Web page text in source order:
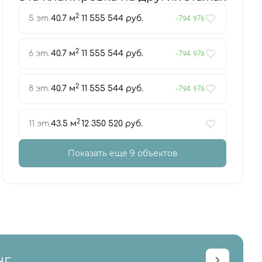
5 эт.40.7 м2 11 555 544 руб. -794 976
6 эт. 40.7 м2 11 555 544 руб. -794 976
8 эт. 40.7 м2 11 555 544 руб. -794 976
11 эт.43.5 м212 350 520 руб.
Показать еще 9 объектов